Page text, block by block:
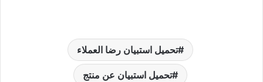
تحميل استبيان رضا العملاء
تحميل استبيان عن منتج